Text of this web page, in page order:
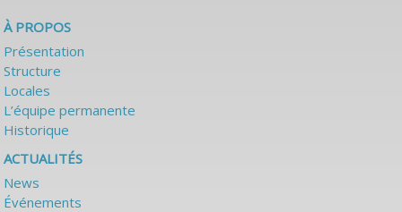
À PROPOS
Présentation
Structure
Locales
L’équipe permanente
Historique
ACTUALITÉS
News
Événements